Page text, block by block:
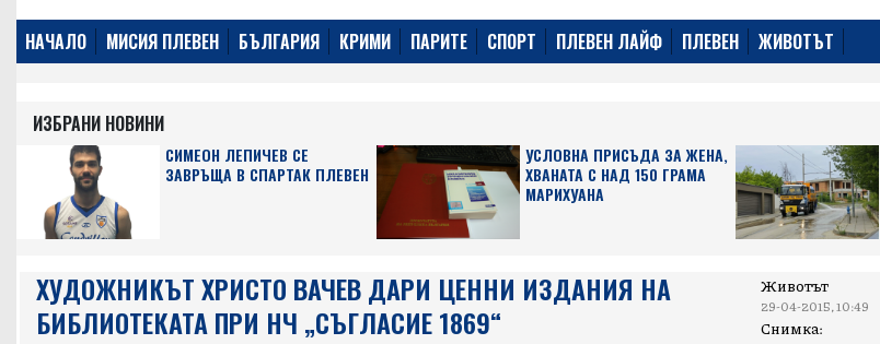
НАЧАЛО МИСИЯ ПЛЕВЕН БЪЛГАРИЯ КРИМИ ПАРИТЕ СПОРТ ПЛЕВЕН ЛАЙФ ПЛЕВЕН ЖИВОТЪТ
ИЗБРАНИ НОВИНИ
СИМЕОН ЛЕПИЧЕВ СЕ
ЗАВРЪЩА В СПАРТАК ПЛЕВЕН
УСЛОВНА ПРИСЪДА ЗА ЖЕНА,
ХВАНАТА С НАД 150 ГРАМА
МАРИХУАНА
ХУДОЖНИКЪТ ХРИСТО ВАЧЕВ ДАРИ ЦЕННИ ИЗДАНИЯ НА
БИБЛИОТЕКАТА ПРИ НЧ „СЪГЛАСИЕ 1869“
Животът
29-04-2015, 10:49
Снимка: